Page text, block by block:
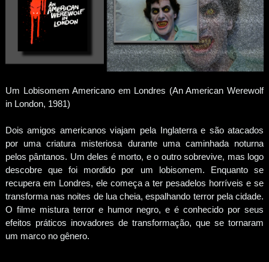
Um Lobisomem Americano em Londres (An American Werewolf
in London, 1981)
Dois amigos americanos viajam pela Inglaterra e são atacados
por uma criatura misteriosa durante uma caminhada noturna
pelos pântanos. Um deles é morto, e o outro sobrevive, mas logo
descobre que foi mordido por um lobisomem. Enquanto se
recupera em Londres, ele começa a ter pesadelos horríveis e se
transforma nas noites de lua cheia, espalhando terror pela cidade.
O filme mistura terror e humor negro, e é conhecido por seus
efeitos práticos inovadores de transformação, que se tornaram
um marco no gênero.